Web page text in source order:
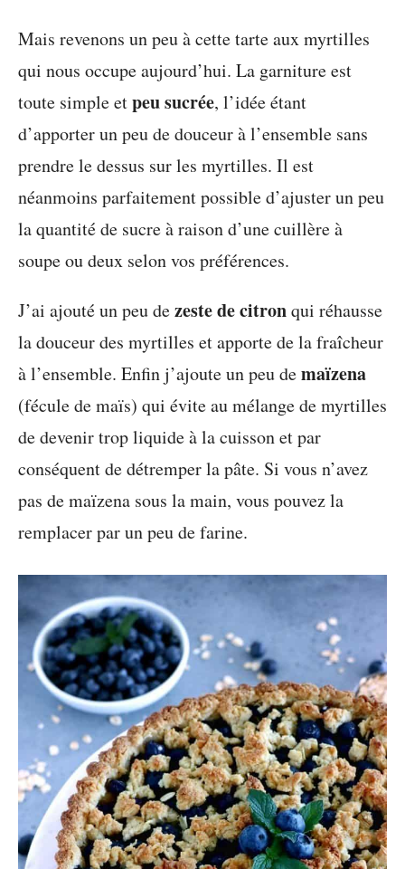
Mais revenons un peu à cette tarte aux myrtilles
qui nous occupe aujourd’hui. La garniture est
toute simple etpeu sucrée, l’idée étant
d’apporter un peu de douceur à l’ensemble sans
prendre le dessus sur les myrtilles. Il est
néanmoins parfaitement possible d’ajuster un peu
la quantité de sucre à raison d’une cuillère à
soupe ou deux selon vos préférences.
J’ai ajouté un peu dezeste de citronqui réhausse
la douceur des myrtilles et apporte de la fraîcheur
à l’ensemble. Enfin j’ajoute un peu demaïzena
(fécule de maïs) qui évite au mélange de myrtilles
de devenir trop liquide à la cuisson et par
conséquent de détremper la pâte. Si vous n’avez
pas de maïzena sous la main, vous pouvez la
remplacer par un peu de farine.